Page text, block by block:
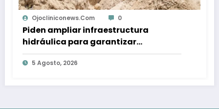
0
infraestructura
para garantizar
de Tijuana
2026
-2030